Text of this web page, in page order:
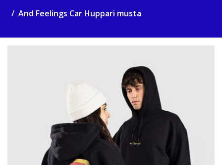
And Feelings Car Huppari musta